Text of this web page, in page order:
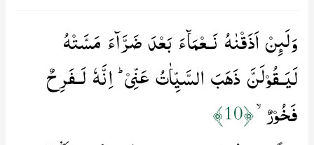
وَلَٮِٕنۡ اَذَقۡنٰهُ نَـعۡمَآءَ بَعۡدَ ضَرَّآءَ مَسَّتۡهُ
لَيَـقُوۡلَنَّ ذَهَبَ السَّيِّاٰتُ عَنِّىۡ​ ؕ اِنَّهٗ لَـفَرِحٌ
فَخُوۡرٌۙ‏﴿10﴾